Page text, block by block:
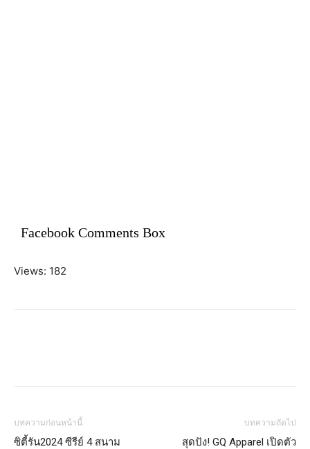
Facebook Comments Box
Views: 182
บทความก่อนหน้านี้
ซิตี้รัน2024 ซีรีย์ 4 สนาม
บทความถัดไป
สุดปัง! GQ Apparel เปิดตัว